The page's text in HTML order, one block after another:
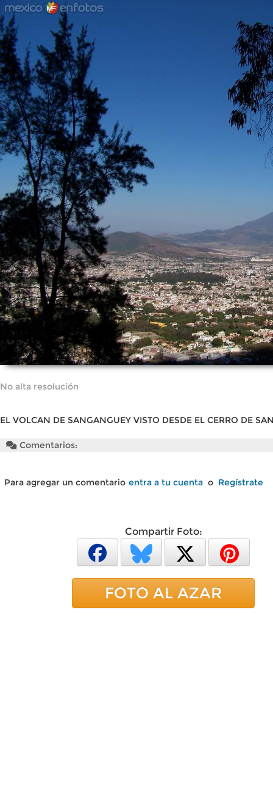
No alta resolución
EL VOLCAN DE SANGANGUEY VISTO DESDE EL CERRO DE
Comentarios:
Para agregar un comentario entra a tu cuenta o Regístrate
Compartir Foto:
FOTO AL AZAR